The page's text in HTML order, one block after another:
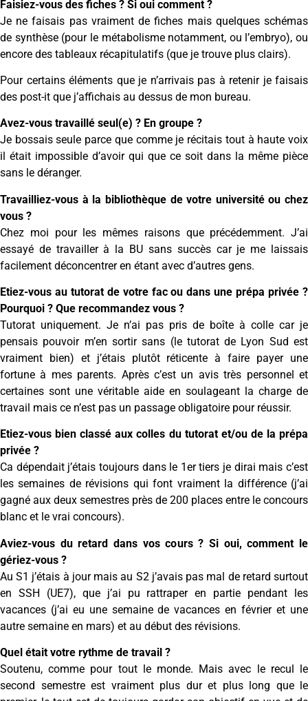
Faisiez-vous des fiches ? Si oui comment ?
Je ne faisais pas vraiment de fiches mais quelques schémas
de synthèse (pour le métabolisme notamment, ou l’embryo), ou
encore des tableaux récapitulatifs (que je trouve plus clairs).
Pour certains éléments que je n’arrivais pas à retenir je faisais
des post-it que j’affichais au dessus de mon bureau.
Avez-vous travaillé seul(e) ? En groupe ?
Je bossais seule parce que comme je récitais tout à haute voix
il était impossible d’avoir qui que ce soit dans la même pièce
sans le déranger.
Travailliez-vous à la bibliothèque de votre université ou chez
vous ?
Chez moi pour les mêmes raisons que précédemment. J’ai
essayé de travailler à la BU sans succès car je me laissais
facilement déconcentrer en étant avec d’autres gens.
Etiez-vous au tutorat de votre fac ou dans une prépa privée ?
Pourquoi ? Que recommandez vous ?
Tutorat uniquement. Je n’ai pas pris de boîte à colle car je
pensais pouvoir m’en sortir sans (le tutorat de Lyon Sud est
vraiment bien) et j’étais plutôt réticente à faire payer une
fortune à mes parents. Après c’est un avis très personnel et
certaines sont une véritable aide en soulageant la charge de
travail mais ce n’est pas un passage obligatoire pour réussir.
Etiez-vous bien classé aux colles du tutorat et/ou de la prépa
privée ?
Ca dépendait j’étais toujours dans le 1er tiers je dirai mais c’est
les semaines de révisions qui font vraiment la différence (j’ai
gagné aux deux semestres près de 200 places entre le concours
blanc et le vrai concours).
Aviez-vous du retard dans vos cours ? Si oui, comment le
gériez-vous ?
Au S1 j’étais à jour mais au S2 j’avais pas mal de retard surtout
en SSH (UE7), que j’ai pu rattraper en partie pendant les
vacances (j’ai eu une semaine de vacances en février et une
autre semaine en mars) et au début des révisions.
Quel était votre rythme de travail ?
Soutenu, comme pour tout le monde. Mais avec le recul le
second semestre est vraiment plus dur et plus long que le